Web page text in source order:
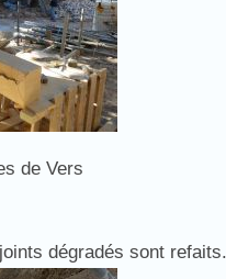
de Vers
dégradés sont refaits.